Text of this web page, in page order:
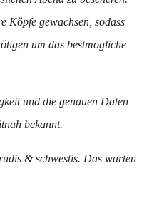
Köpfe gewachsen, sodass
um das bestmögliche
und die genauen Daten
bekannt.
& schwestis. Das warten